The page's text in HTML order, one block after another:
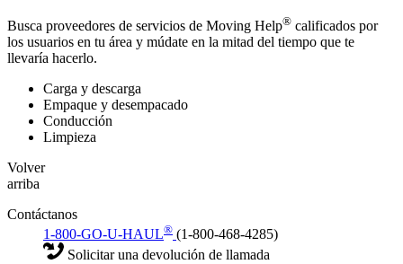
Busca proveedores de servicios de Moving Help® calificados por
los usuarios en tu área y múdate en la mitad del tiempo que te
llevaría hacerlo.
Carga y descarga
Empaque y desempacado
Conducción
Limpieza
Volver
arriba
Contáctanos
1-800-GO-U-HAUL® (1-800-468-4285)
Solicitar una devolución de llamada